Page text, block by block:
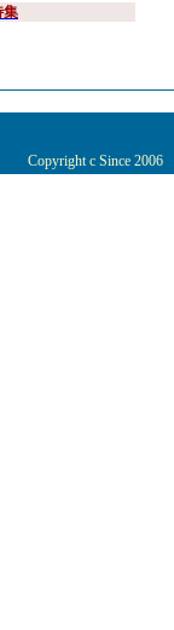
集
Copyright c Since